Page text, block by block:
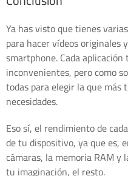
Ya has visto que tienes
para hacer vídeos originales
smartphone. Cada
inconvenientes, pero como
todas para elegir la que más
necesidades.
Eso sí, el rendimiento de
de tu dispositivo, ya que es,
cámaras, la memoria RAM y
tu imaginación, el resto.